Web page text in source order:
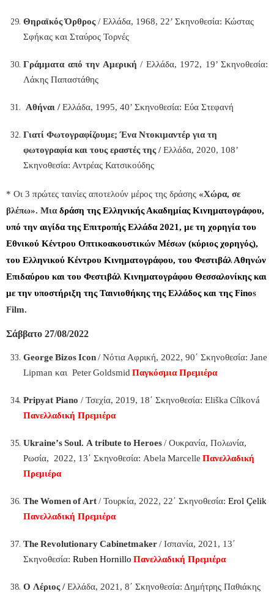
Θηραϊκός Όρθρος/ Ελλάδα, 1968, 22’ Σκηνοθεσία: Κώστας
Σφήκας και Σταύρος Τορνές
Γράμματα από την Αμερική / Ελλάδα, 1972, 19’ Σκηνοθεσία:
Λάκης Παπαστάθης
Αθήναι /Ελλάδα, 1995, 40’ Σκηνοθεσία: Εύα Στεφανή
Γιατί Φωτογραφίζουμε; Ένα Ντοκιμαντέρ για τη
φωτογραφία και τους εραστές της /Ελλάδα, 2020, 108’
Σκηνοθεσία: Αντρέας Κατσικούδης
* Οι 3 πρώτες ταινίες αποτελούν μέρος της δράσης «Χώρα, σε
βλέπω». Μια δράση της Ελληνικής Ακαδημίας Κινηματογράφου,
υπό την αιγίδα της Επιτροπής Ελλάδα 2021, με τη χορηγία του
Εθνικού Κέντρου Οπτικοακουστικών Μέσων (κύριος χορηγός),
του Ελληνικού Κέντρου Κινηματογράφου, του Φεστιβάλ Αθηνών
Επιδαύρου και του Φεστιβάλ Κινηματογράφου Θεσσαλονίκης και
με την υποστήριξη της Ταινιοθήκης της Ελλάδος και της Finos
Film.
Σάββατο 27/08/2022
GeorgeBizosIcon/ Νότια Αφρική, 2022, 90΄ Σκηνοθεσία: Jane
Lipman και PeterGoldsmid Παγκόσμια Πρεμιέρα
Pripyat Piano / Τσεχία, 2019, 18΄ Σκηνοθεσία: Eliška Cílková
Πανελλαδική Πρεμιέρα
Ukraine’sSoul. A tributeto Heroes/ Ουκρανία, Πολωνία,
Ρωσία, 2022, 13΄ Σκηνοθεσία: Abela Marcelle Πανελλαδική
Πρεμιέρα
TheWomenof Art/ Τουρκία, 2022, 22΄ Σκηνοθεσία: Erol Çelik
Πανελλαδική Πρεμιέρα
TheRevolutionaryCabinetmaker/ Ισπανία, 2021, 13΄
Σκηνοθεσία: Ruben Hornillo Πανελλαδική Πρεμιέρα
O Λέριος /Ελλάδα, 2021, 8΄ Σκηνοθεσία: Δημήτρης Παθιάκης